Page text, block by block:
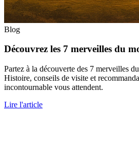
Blog
Découvrez les 7 merveilles du
Partez à la découverte des 7 merveilles
Histoire, conseils de visite et
incontournable vous attendent.
Lire l'article